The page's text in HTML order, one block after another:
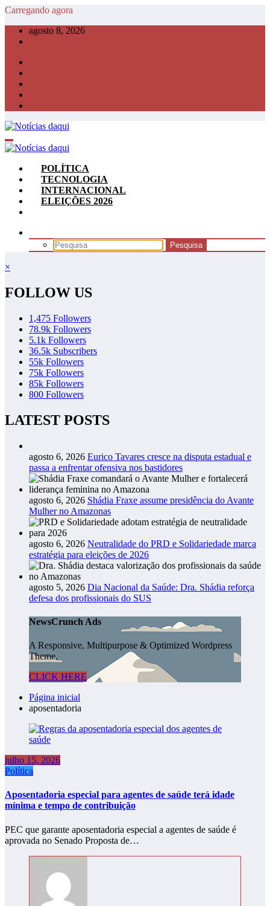
Pular
conteúdo
Carregando agora
agosto 8, 2026
POLÍTICA
TECNOLOGIA
INTERNACIONAL
ELEIÇÕES 2026
×
FOLLOW US
1,475 Followers
78.9k Followers
5.1k Followers
36.5k Subscribers
55k Followers
75k Followers
85k Followers
800 Followers
LATEST POSTS
agosto 6, 2026 Eurico Tavares cresce na disputa estadual e
passa a enfrentar ofensiva nos bastidores
agosto 6, 2026 Shádia Fraxe assume presidência do Avante
Mulher no Amazonas
agosto 6, 2026 Neutralidade do PRD e Solidariedade marca
estratégia para eleições de 2026
agosto 5, 2026 Dia Nacional da Saúde: Dra. Shádia reforça
defesa dos profissionais do SUS
NewsCrunch Ads
A Responsive, Multipurpose & Optimized Wordpress
Theme.
CLICK HERE
Página inicial
aposentadoria
julho 15, 2026
Política
Aposentadoria especial para agentes de saúde terá idade
mínima e tempo de contribuição
PEC que garante aposentadoria especial a agentes de saúde é
aprovada no Senado Proposta de…